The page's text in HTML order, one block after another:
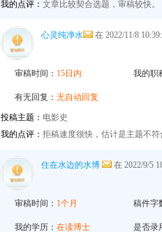
我的点评： 文章比较契合选题，审稿较快。
心灵纯净水 在 2022/11/8
审稿时间： 15日内 我的职
有无回复： 无自动回复
投稿主题： 电影史
我的点评： 拒稿速度很快，估计是主题不
住在水边的水博 在 2022/9/5
审稿时间： 1个月 稿件字
我的学历： 在读博士 是否录